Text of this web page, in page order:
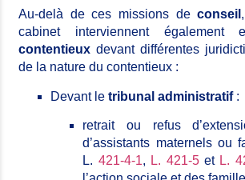
Au-delà de ces missions deconseil
cabinet interviennent également
contentieux devant différentes
de la nature du contentieux :
Devant letribunal administratif:
retrait ou refus
d’assistants maternels ou
L. 421-4-1, L. 421-5et L.